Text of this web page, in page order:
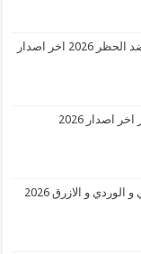
تحميل واتس اب بلس ضد الحظر اخر اصدار 2026
تنزيل واتساب عمر باذيب العنابي و الوردي و الازرق 2026